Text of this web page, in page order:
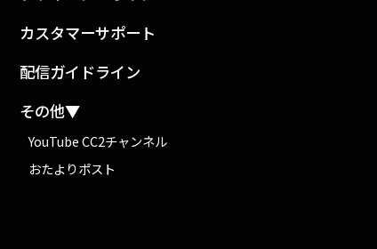
カスタマーサポート
配信ガイドライン
その他▼
YouTube CC2チャンネル
おたよりポスト